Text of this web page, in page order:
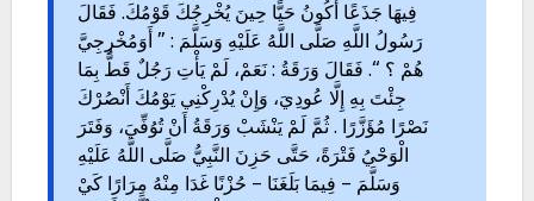
فِيهَا جَذَعًا أَكُونُ حَيًّا حِينَ يُخْرِجُكَ قَوْمُكَ. فَقَالَ
رَسُولُ اللَّهِ صَلَّى اللَّهُ عَلَيْهِ وَسَلَّمَ : ” أَوَمُخْرِجِيَّ
هُمْ ؟ “. فَقَالَ وَرَقَةُ : نَعَمْ، لَمْ يَأْتِ رَجُلٌ قَطُّ بِمَا
جِئْتَ بِهِ إِلَّا عُودِيَ، وَإِنْ يُدْرِكْنِي يَوْمُكَ أَنْصُرْكَ
نَصْرًا مُؤَزَّرًا . ثُمَّ لَمْ يَنْشَبْ وَرَقَةُ أَنْ تُوُفِّيَ، وَفَتَرَ
الْوَحْيُ فَتْرَةً، حَتَّى حَزِنَ النَّبِيُّ صَلَّى اللَّهُ عَلَيْهِ
وَسَلَّمَ – فِيمَا بَلَغَنَا – حُزْنًا غَدَا مِنْهُ مِرَارًا كَيْ